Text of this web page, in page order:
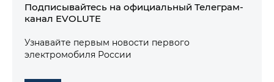
Подписывайтесь на официальный Телеграм-
канал EVOLUTE
Узнавайте первым новости первого
электромобиля России